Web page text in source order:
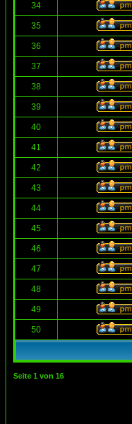
34
35
36
37
38
39
40
41
42
43
44
45
46
47
48
49
50
Seite 1 von 16